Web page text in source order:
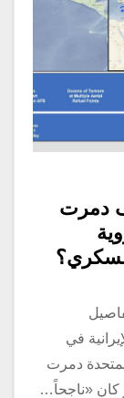
دمرت
عسكري؟
في
دمرت
كان «ناجحاً…